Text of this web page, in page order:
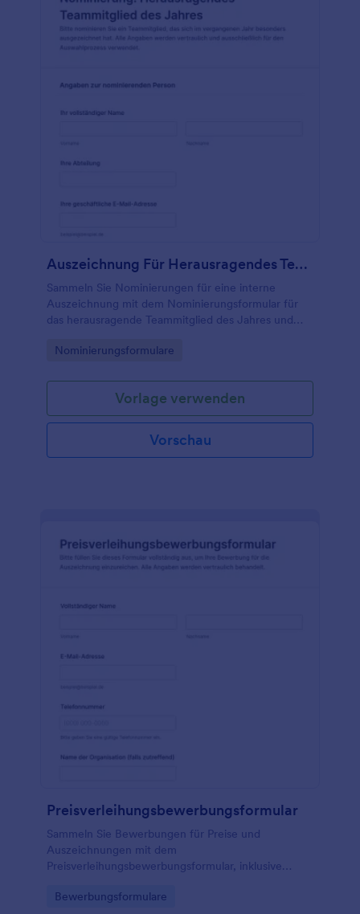
Auszeichnung Für Herausragendes Teammitglied Umfrage 🏆
Sammeln Sie Nominierungen für eine interne
Auszeichnung mit dem Nominierungsformular für
das herausragende Teammitglied des Jahres und
Auswertung in Teams, Abteilungen und
Go to Category:
Nominierungsformulare
Vorlage verwenden
Vorschau
Preisverleihungsbewerbungsformular
Sammeln Sie Bewerbungen für Preise und
Auszeichnungen mit dem
Preisverleihungsbewerbungsformular, inklusive
Vereine, Stiftungen, Bildungseinrichtungen und
Go to Category:
Bewerbungsformulare